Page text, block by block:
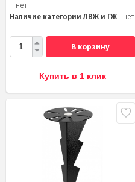
нет
Наличие категории ЛВЖ и ГЖ
нет
В корзину
Купить в 1 клик